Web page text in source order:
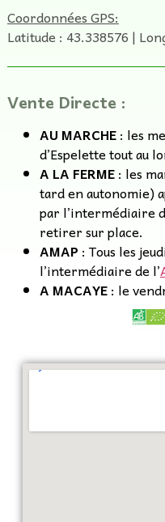
Coordonnées GPS:
Latitude : 43.338576 |
Vente Directe :
AU MARCHE: les
d’Espelette tout au
A LA FERME: les
tard en autonomie)
par l’intermédiaire
retirer sur place.
AMAP : Tous les
l’intermédiaire de l’
A MACAYE: le